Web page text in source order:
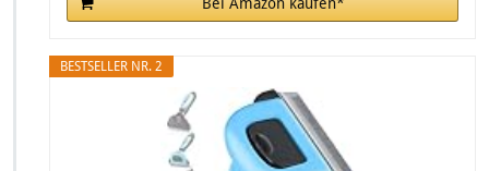
Bei Amazon kaufen*
BESTSELLER NR. 2